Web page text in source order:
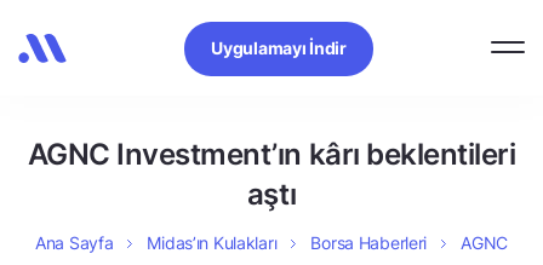
Uygulamayı İndir
AGNC Investment’ın kârı beklentileri
aştı
Ana Sayfa Midas’ın Kulakları Borsa Haberleri
AGNC